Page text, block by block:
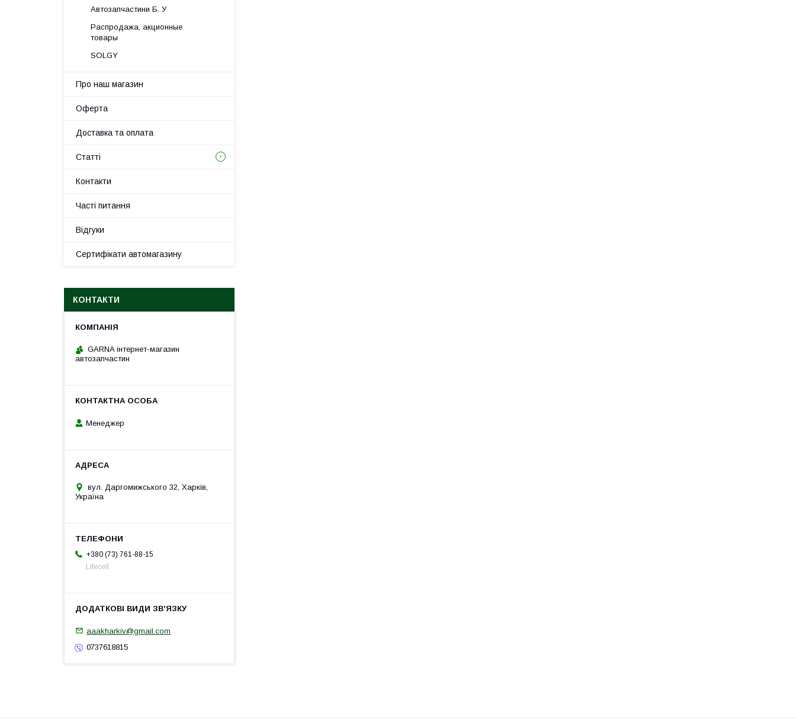
Автозапчастини Б. У
Распродажа, акционные
товары
SOLGY
Про наш магазин
Оферта
Доставка та оплата
Статті
Контакти
Часті питання
Відгуки
Сертифікати автомагазину
КОНТАКТИ
GARNA інтернет-магазин
автозапчастин
Менеджер
вул. Даргомижського 32, Харків,
Україна
+380 (73) 761-88-15
Lifecell
aaakharkiv@gmail.com
0737618815